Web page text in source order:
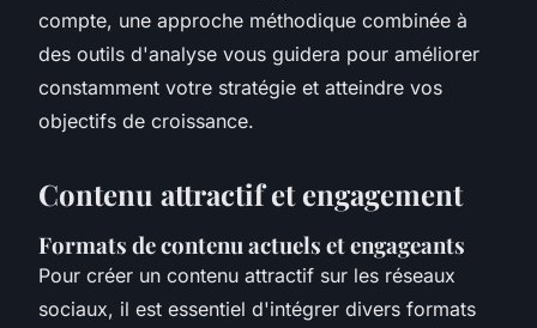
compte, une approche méthodique combinée à
des outils d'analyse vous guidera pour améliorer
constamment votre stratégie et atteindre vos
objectifs de croissance.
Contenu attractif et engagement
Formats de contenu actuels et engageants
Pour créer un contenu attractif sur les réseaux
sociaux, il est essentiel d'intégrer divers formats